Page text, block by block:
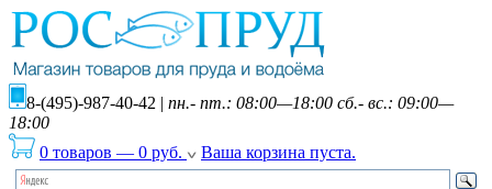
8-(495)-987-40-42 | пн.- пт.: 08:00—18:00 сб.- вс.: 09:00—
18:00
0 товаров — 0 руб. Ваша корзина пуста.